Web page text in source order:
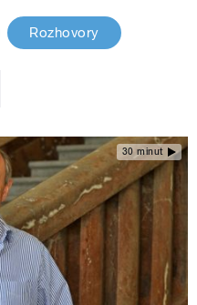
Rozhovory
30 minut